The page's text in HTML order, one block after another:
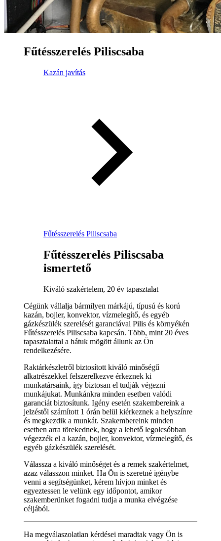
Fűtésszerelés Piliscsaba
Kazán javítás
Fűtésszerelés Piliscsaba
Fűtésszerelés Piliscsaba
ismertető
Kiváló szakértelem, 20 év tapasztalat
Cégünk vállalja bármilyen márkájú, típusú és korú
kazán, bojler, konvektor, vízmelegítő, és egyéb
gázkészülék szerelését garanciával Pilis és környékén
Fűtésszerelés Piliscsaba kapcsán. Több, mint 20 éves
tapasztalattal a hátuk mögött állunk az Ön
rendelkezésére.
Raktárkészletről biztosított kiváló minőségű
alkatrészekkel felszerelkezve érkeznek ki
munkatársaink, így biztosan el tudják végezni
munkájukat. Munkánkra minden esetben valódi
garanciát biztosítunk. Igény esetén szakembereink a
jelzéstől számított 1 órán belül kiérkeznek a helyszínre
és megkezdik a munkát. Szakembereink minden
esetben arra törekednek, hogy a lehető legolcsóbban
végezzék el a kazán, bojler, konvektor, vízmelegítő, és
egyéb gázkészülék szerelését.
Válassza a kiváló minőséget és a remek szakértelmet,
azaz válasszon minket. Ha Ön is szeretné igénybe
venni a segítségünket, kérem hívjon minket és
egyeztessen le velünk egy időpontot, amikor
szakemberünket fogadni tudja a munka elvégzése
céljából.
Ha megválaszolatlan kérdései maradtak vagy Ön is